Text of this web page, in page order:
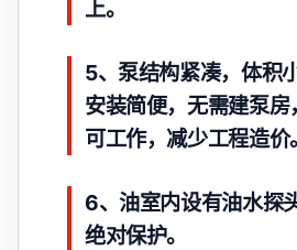
上。
5、泵结构紧凑，体积
安装简便，无需建泵
可工作，减少工程造价。
6、油室内设有油水探
绝对保护。